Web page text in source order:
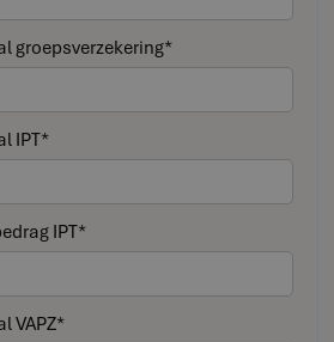
groepsverzekering*
IPT*
IPT*
VAPZ*